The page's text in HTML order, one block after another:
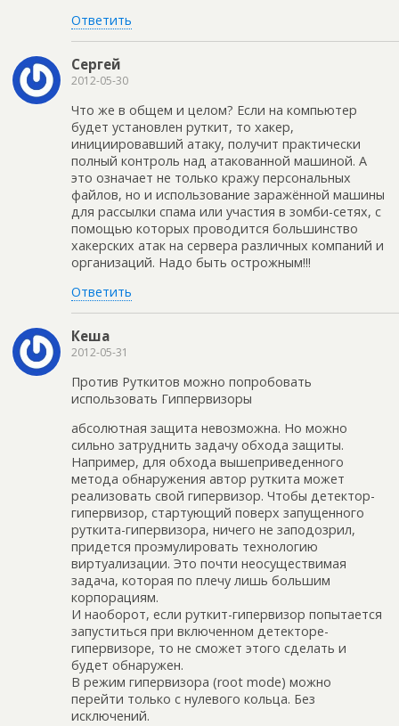
Ответить
Сергей
2012-05-30
Что же в общем и целом? Если на компьютер
будет установлен руткит, то хакер,
инициировавший атаку, получит практически
полный контроль над атакованной машиной. А
это означает не только кражу персональных
файлов, но и использование заражённой машины
для рассылки спама или участия в зомби-сетях, с
помощью которых проводится большинство
хакерских атак на сервера различных компаний и
организаций. Надо быть острожным!!!
Ответить
Кеша
2012-05-31
Против Руткитов можно попробовать
использовать Гиппервизоры
абсолютная защита невозможна. Но можно
сильно затруднить задачу обхода защиты.
Например, для обхода вышеприведенного
метода обнаружения автор руткита может
реализовать свой гипервизор. Чтобы детектор-
гипервизор, стартующий поверх запущенного
руткита-гипервизора, ничего не заподозрил,
придется проэмулировать технологию
виртуализации. Это почти неосуществимая
задача, которая по плечу лишь большим
корпорациям.
И наоборот, если руткит-гипервизор попытается
запуститься при включенном детекторе-
гипервизоре, то не сможет этого сделать и
будет обнаружен.
В режим гипервизора (root mode) можно
перейти только с нулевого кольца. Без
исключений.